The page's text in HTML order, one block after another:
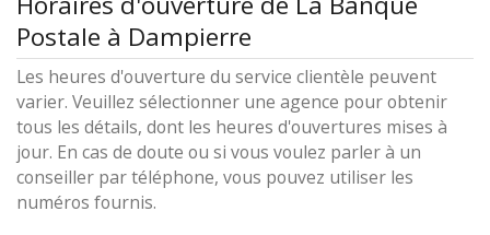
Postale à Dampierre
Les heures d'ouverture du service clientèle peuvent
varier. Veuillez sélectionner une agence pour obtenir
tous les détails, dont les heures d'ouvertures mises à
jour. En cas de doute ou si vous voulez parler à un
conseiller par téléphone, vous pouvez utiliser les
numéros fournis.